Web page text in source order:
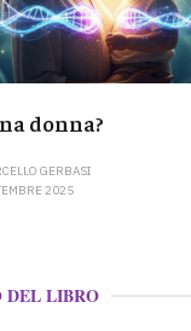
donna?
GERBASI
2025
DEL LIBRO